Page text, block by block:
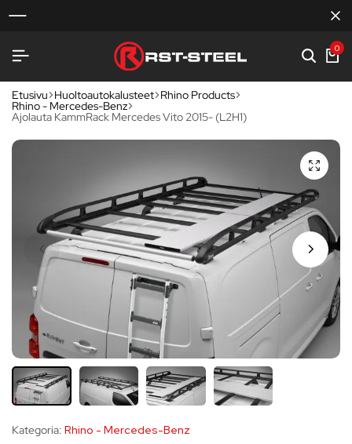
0
Etusivu Huoltoautokalusteet Rhino Products
Rhino - Mercedes-Benz
Ajolauta KammRack Mercedes Vito 2015- (L2H1)
Kategoria: Rhino - Mercedes-Benz